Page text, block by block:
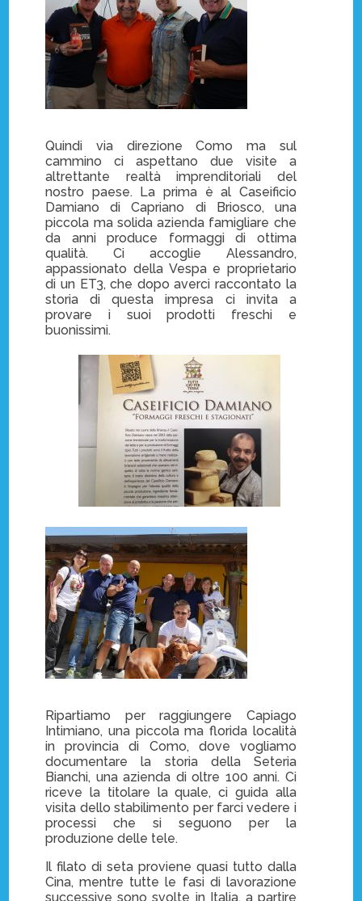
Quindi via direzione Como ma sul
cammino ci aspettano due visite a
altrettante realtà imprenditoriali del
nostro paese. La prima è al Caseificio
Damiano di Capriano di Briosco, una
piccola ma solida azienda famigliare che
da anni produce formaggi di ottima
qualità. Ci accoglie Alessandro,
appassionato della Vespa e proprietario
di un ET3, che dopo averci raccontato la
storia di questa impresa ci invita a
provare i suoi prodotti freschi e
buonissimi.
Ripartiamo per raggiungere Capiago
Intimiano, una piccola ma florida località
in provincia di Como, dove vogliamo
documentare la storia della Seteria
Bianchi, una azienda di oltre 100 anni. Ci
riceve la titolare la quale, ci guida alla
visita dello stabilimento per farci vedere i
processi che si seguono per la
produzione delle tele.
Il filato di seta proviene quasi tutto dalla
Cina, mentre tutte le fasi di lavorazione
successive sono svolte in Italia, a partire